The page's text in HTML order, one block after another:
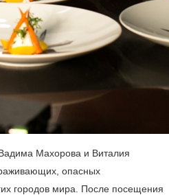
Махорова и Виталия
опасных
городов мира. После посещения